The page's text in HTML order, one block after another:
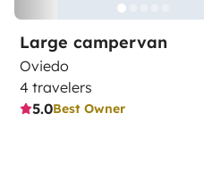
Large campervan
Oviedo
4 travelers
5.0Best Owner